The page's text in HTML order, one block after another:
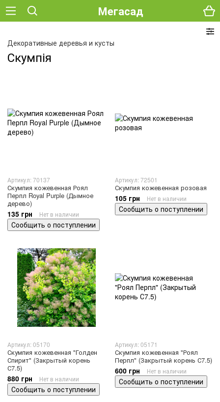
Мегасад
Декоративные деревья и кусты
Скумпія
Артикул: 70137
Скумпия кожевенная Роял
Перпл Royal Purple (Дымное
дерево)
135 грн Нет в наличии
Сообщить о поступлении
Артикул: 72501
Скумпия кожевенная розовая
105 грн Нет в наличии
Сообщить о поступлении
Артикул: 05170
Скумпия кожевенная "Голден
Спирит" (Закрытый корень
С7.5)
880 грн Нет в наличии
Сообщить о поступлении
Артикул: 05171
Скумпия кожевенная "Роял
Перпл" (Закрытый корень С7.5)
600 грн Нет в наличии
Сообщить о поступлении